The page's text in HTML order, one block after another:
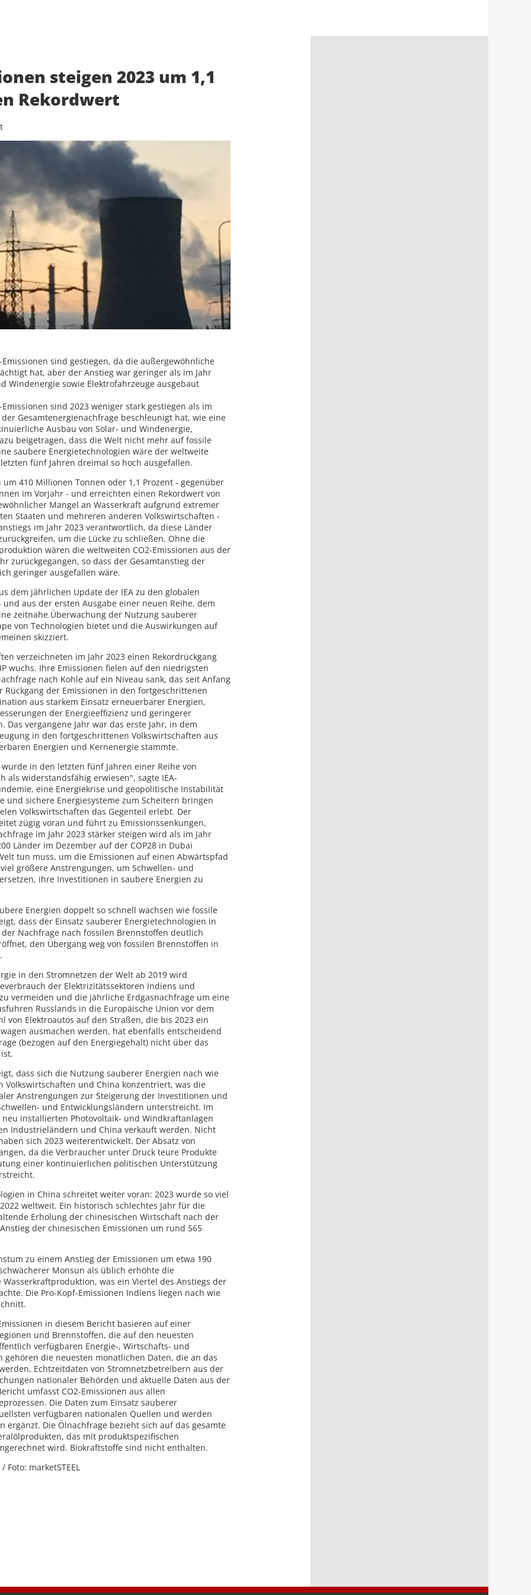
steigen 2023 um 1,1
Rekordwert
Emissionen sind gestiegen, da die außergewöhnliche
hat, aber der Anstieg war geringer als im Jahr
Windenergie sowie Elektrofahrzeuge ausgebaut
Emissionen sind 2023 weniger stark gestiegen als im
der Gesamtenergienachfrage beschleunigt hat, wie eine
Ausbau von Solar- und Windenergie,
beigetragen, dass die Welt nicht mehr auf fossile
saubere Energietechnologien wäre der weltweite
fünf Jahren dreimal so hoch ausgefallen.
um 410 Millionen Tonnen oder 1,1 Prozent - gegenüber
im Vorjahr - und erreichten einen Rekordwert von
Mangel an Wasserkraft aufgrund extremer
Staaten und mehreren anderen Volkswirtschaften -
im Jahr 2023 verantwortlich, da diese Länder
um die Lücke zu schließen. Ohne die
wären die weltweiten CO2-Emissionen aus der
zurückgegangen, so dass der Gesamtanstieg der
geringer ausgefallen wäre.
dem jährlichen Update der IEA zu den globalen
und aus der ersten Ausgabe einer neuen Reihe, dem
zeitnahe Überwachung der Nutzung sauberer
von Technologien bietet und die Auswirkungen auf
skizziert.
verzeichneten im Jahr 2023 einen Rekordrückgang
wuchs. Ihre Emissionen fielen auf den niedrigsten
nach Kohle auf ein Niveau sank, das seit Anfang
Rückgang der Emissionen in den fortgeschrittenen
aus starkem Einsatz erneuerbarer Energien,
der Energieeffizienz und geringerer
Das vergangene Jahr war das erste Jahr, in dem
in den fortgeschrittenen Volkswirtschaften aus
Energien und Kernenergie stammte.
wurde in den letzten fünf Jahren einer Reihe von
als widerstandsfähig erwiesen", sagte IEA-
eine Energiekrise und geopolitische Instabilität
und sichere Energiesysteme zum Scheitern bringen
Volkswirtschaften das Gegenteil erlebt. Der
zügig voran und führt zu Emissionssenkungen,
im Jahr 2023 stärker steigen wird als im Jahr
Länder im Dezember auf der COP28 in Dubai
tun muss, um die Emissionen auf einen Abwärtspfad
größere Anstrengungen, um Schwellen- und
ihre Investitionen in saubere Energien zu
Energien doppelt so schnell wachsen wie fossile
dass der Einsatz sauberer Energietechnologien in
der Nachfrage nach fossilen Brennstoffen deutlich
den Übergang weg von fossilen Brennstoffen in
in den Stromnetzen der Welt ab 2019 wird
der Elektrizitätssektoren Indiens und
vermeiden und die jährliche Erdgasnachfrage um eine
Russlands in die Europäische Union vor dem
von Elektroautos auf den Straßen, die bis 2023 ein
ausmachen werden, hat ebenfalls entscheidend
(bezogen auf den Energiegehalt) nicht über das
dass sich die Nutzung sauberer Energien nach wie
Volkswirtschaften und China konzentriert, was die
Anstrengungen zur Steigerung der Investitionen und
und Entwicklungsländern unterstreicht. Im
neu installierten Photovoltaik- und Windkraftanlagen
Industrieländern und China verkauft werden. Nicht
sich 2023 weiterentwickelt. Der Absatz von
da die Verbraucher unter Druck teure Produkte
einer kontinuierlichen politischen Unterstützung
in China schreitet weiter voran: 2023 wurde so viel
weltweit. Ein historisch schlechtes Jahr für die
Erholung der chinesischen Wirtschaft nach der
der chinesischen Emissionen um rund 565
zu einem Anstieg der Emissionen um etwa 190
Monsun als üblich erhöhte die
Wasserkraftproduktion, was ein Viertel des Anstiegs der
Die Pro-Kopf-Emissionen Indiens liegen nach wie
in diesem Bericht basieren auf einer
und Brennstoffen, die auf den neuesten
verfügbaren Energie-, Wirtschafts- und
gehören die neuesten monatlichen Daten, die an das
Echtzeitdaten von Stromnetzbetreibern aus der
nationaler Behörden und aktuelle Daten aus der
umfasst CO2-Emissionen aus allen
Die Daten zum Einsatz sauberer
verfügbaren nationalen Quellen und werden
ergänzt. Die Ölnachfrage bezieht sich auf das gesamte
das mit produktspezifischen
wird. Biokraftstoffe sind nicht enthalten.
/ Foto: marketSTEEL